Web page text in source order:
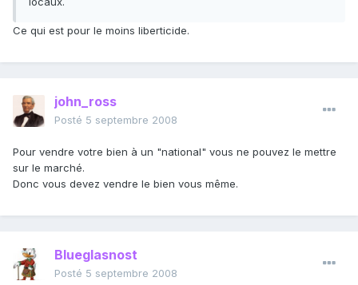
Ce qui est pour le moins liberticide.
john_ross
Posté 5 septembre 2008
Pour vendre votre bien à un "national" vous ne pouvez le mettre
sur le marché.
Donc vous devez vendre le bien vous même.
Blueglasnost
Posté 5 septembre 2008